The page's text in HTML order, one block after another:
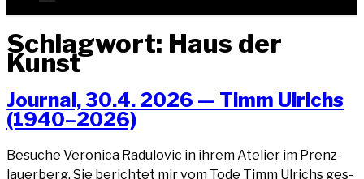
Schlagwort: Haus der
Kunst
Jour­nal, 30.4. 2026 — Timm Ulrichs
(1940–2026)
Besu­che Vero­ni­ca Radu­lo­vic in ihrem Ate­lier im Prenz­
lau­er­berg. Sie berich­tet mir vom Tode Timm Ulrichs ges­